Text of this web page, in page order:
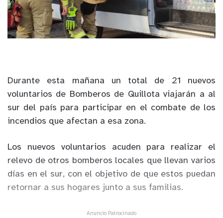
Durante esta mañana un total de 21 nuevos
voluntarios de Bomberos de Quillota viajarán a al
sur del país para participar en el combate de los
incendios que afectan a esa zona.
Los nuevos voluntarios acuden para realizar el
relevo de otros bomberos locales que llevan varios
días en el sur, con el objetivo de que estos puedan
retornar a sus hogares junto a sus familias.
Anuncio Patrocinado